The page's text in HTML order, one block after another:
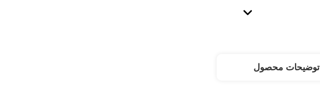
توضیحات محصول